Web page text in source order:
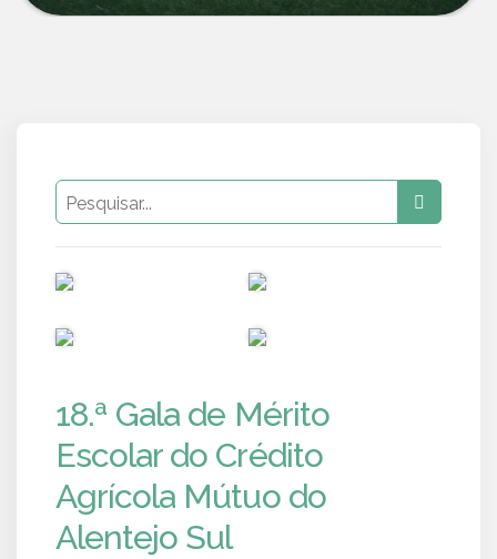
18.ª Gala de Mérito
Escolar do Crédito
Agrícola Mútuo do
Alentejo Sul